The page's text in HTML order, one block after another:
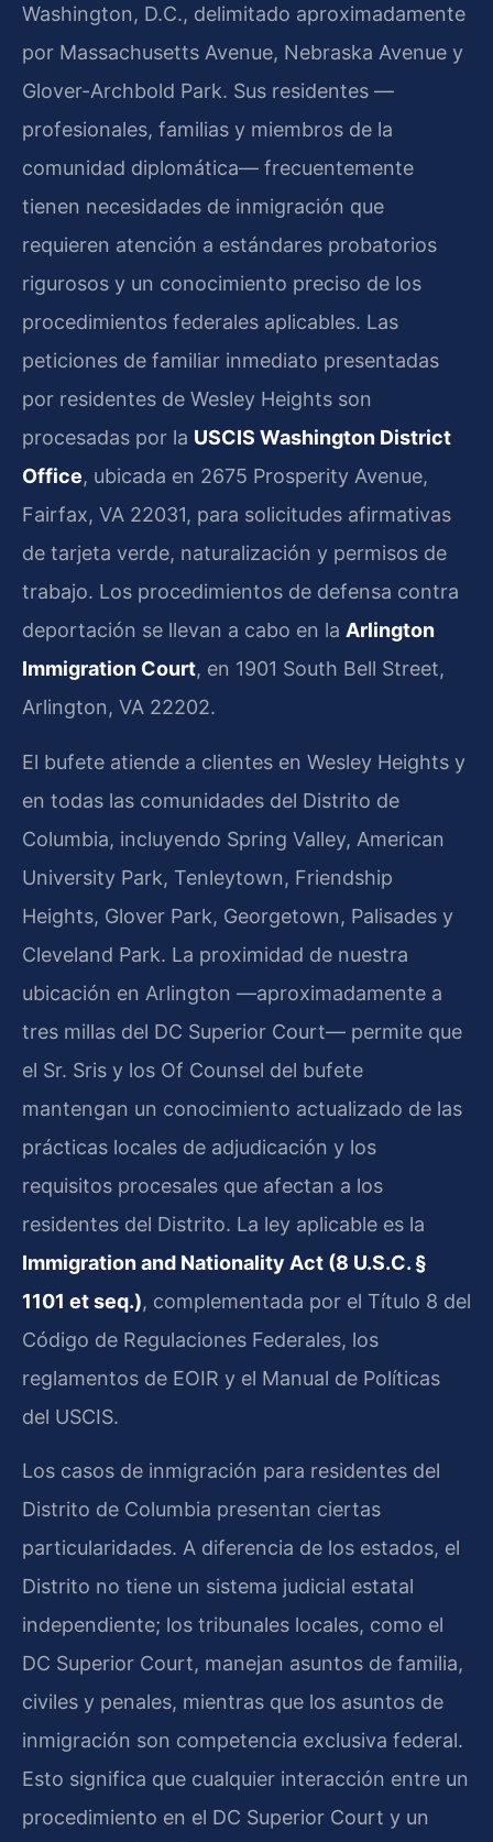
Washington, D.C., delimitado aproximadamente
por Massachusetts Avenue, Nebraska Avenue y
Glover-Archbold Park. Sus residentes —
profesionales, familias y miembros de la
comunidad diplomática— frecuentemente
tienen necesidades de inmigración que
requieren atención a estándares probatorios
rigurosos y un conocimiento preciso de los
procedimientos federales aplicables. Las
peticiones de familiar inmediato presentadas
por residentes de Wesley Heights son
procesadas por la USCIS Washington District
Office, ubicada en 2675 Prosperity Avenue,
Fairfax, VA 22031, para solicitudes afirmativas
de tarjeta verde, naturalización y permisos de
trabajo. Los procedimientos de defensa contra
deportación se llevan a cabo en la Arlington
Immigration Court, en 1901 South Bell Street,
Arlington, VA 22202.
El bufete atiende a clientes en Wesley Heights y
en todas las comunidades del Distrito de
Columbia, incluyendo Spring Valley, American
University Park, Tenleytown, Friendship
Heights, Glover Park, Georgetown, Palisades y
Cleveland Park. La proximidad de nuestra
ubicación en Arlington —aproximadamente a
tres millas del DC Superior Court— permite que
el Sr. Sris y los Of Counsel del bufete
mantengan un conocimiento actualizado de las
prácticas locales de adjudicación y los
requisitos procesales que afectan a los
residentes del Distrito. La ley aplicable es la
Immigration and Nationality Act (8 U.S.C. §
1101 et seq.), complementada por el Título 8 del
Código de Regulaciones Federales, los
reglamentos de EOIR y el Manual de Políticas
del USCIS.
Los casos de inmigración para residentes del
Distrito de Columbia presentan ciertas
particularidades. A diferencia de los estados, el
Distrito no tiene un sistema judicial estatal
independiente; los tribunales locales, como el
DC Superior Court, manejan asuntos de familia,
civiles y penales, mientras que los asuntos de
inmigración son competencia exclusiva federal.
Esto significa que cualquier interacción entre un
procedimiento en el DC Superior Court y un